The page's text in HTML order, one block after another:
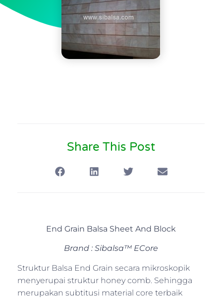
Share This Post
End Grain Balsa Sheet And Block
Brand : Sibalsa™ ECore
Struktur Balsa End Grain secara mikroskopik
menyerupai struktur honey comb. Sehingga
merupakan subtitusi material core terbaik